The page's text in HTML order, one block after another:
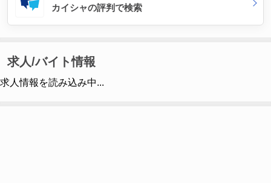
カイシャの評判で検索
求人/バイト情報
求人情報を読み込み中...